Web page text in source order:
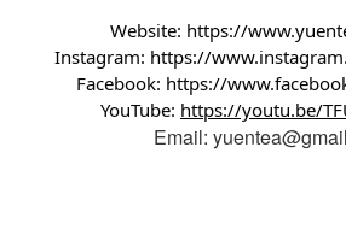
Website: https://
Instagram: https://
Facebook: https://
YouTube: https://youtu.be/
Email: